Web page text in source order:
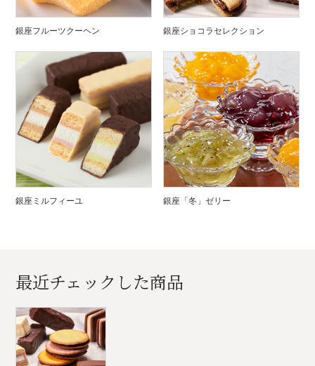
銀座フルーツクーヘン 銀座ショコラセレクション
銀座ミルフィーユ 銀座「冬」ゼリー
最近チェックした商品